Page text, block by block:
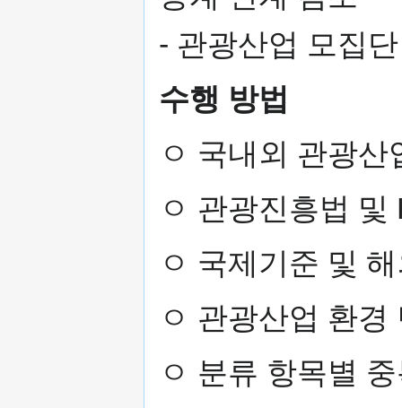
- 관광산업 모집
수행 방법
ㅇ 국내외 관광
ㅇ 관광진흥법 및
ㅇ 국제기준 및
ㅇ 관광산업 환
ㅇ 분류 항목별